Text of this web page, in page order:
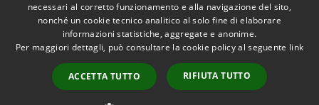
Accessibilità
Copyright © 2026 • Comune di
Carini • Powered by
Municipium•
Accesso
redazione
necessari al corretto funzionamento e alla navigazione del sito,
nonché un cookie tecnico analitico al solo fine di elaborare
informazioni statistiche, aggregate e anonime.
Per maggiori dettagli, può consultare la cookie policy al seguente link
ACCETTA TUTTO RIFIUTA TUTTO